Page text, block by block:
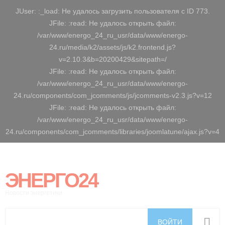
JUser: :_load: Не удалось загрузить пользователя с ID 773.
JFile: :read: Не удалось открыть файл:
/var/www/energo_24_ru_usr/data/www/energo-
24.ru/media/k2/assets/js/k2.frontend.js?
v=2.10.3&b=20200429&sitepath=/
JFile: :read: Не удалось открыть файл:
/var/www/energo_24_ru_usr/data/www/energo-
24.ru/components/com_jcomments/js/jcomments-v2.3.js?v=12
JFile: :read: Не удалось открыть файл:
/var/www/energo_24_ru_usr/data/www/energo-
24.ru/components/com_jcomments/libraries/joomlatune/ajax.js?v=4
ЭНЕРГО24
ВОЙТИ